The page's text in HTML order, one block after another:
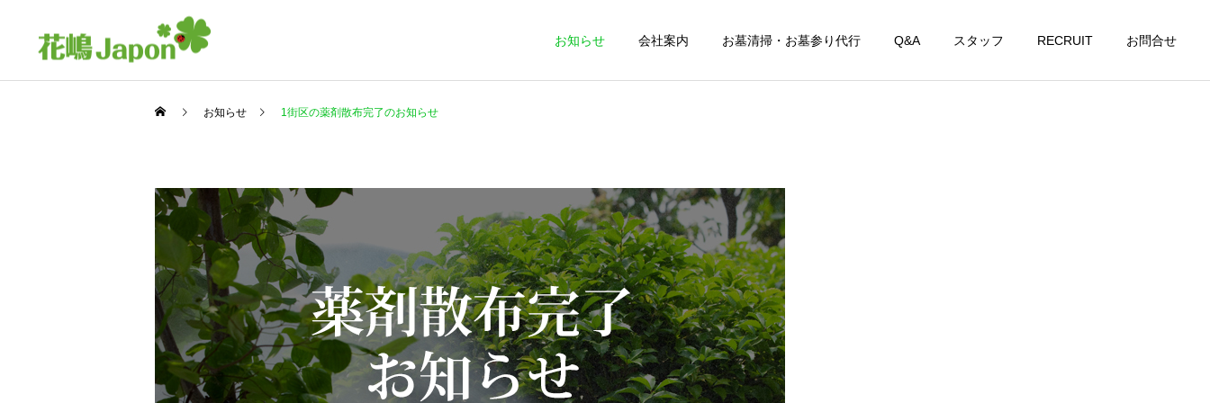
お知らせ 会社案内 お墓清掃・お墓参り代行 Q&A スタッフ RECRUIT お問合せ
お知らせ 1街区の薬剤散布完了のお知らせ